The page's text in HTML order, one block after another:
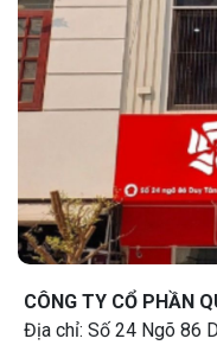
CÔNG TY CỔ PHẦN
Địa chỉ: Số 24 Ngõ 86